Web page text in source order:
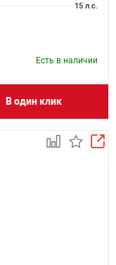
15 л.с.
Есть в наличии
В один клик